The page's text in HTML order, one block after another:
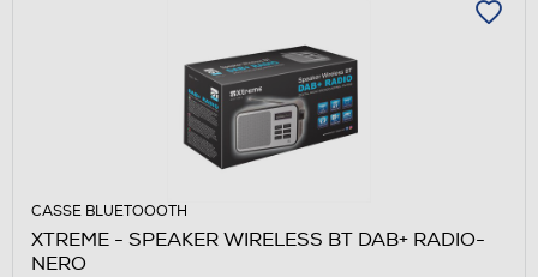
CASSE BLUETOOOTH
XTREME - SPEAKER WIRELESS BT DAB+ RADIO-
NERO